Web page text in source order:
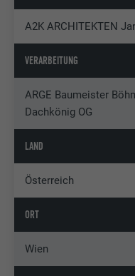
A2K ARCHITEKTEN
VERARBEITUNG
ARGE Baumeister
Dachkönig OG
LAND
Österreich
ORT
Wien